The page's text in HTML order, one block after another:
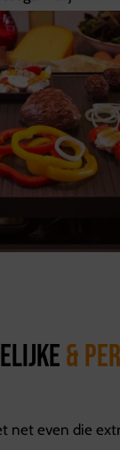
&
net even die